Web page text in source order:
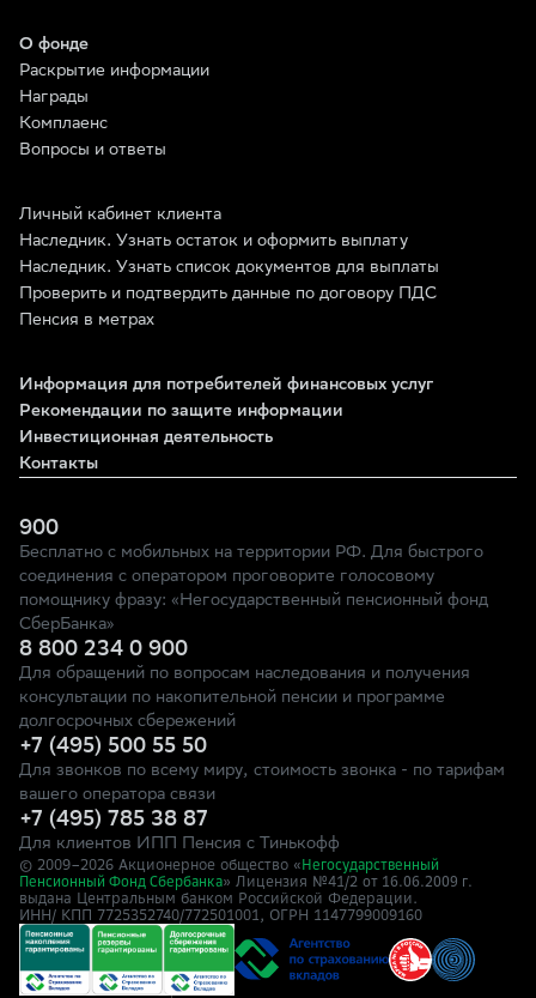
О фонде
Раскрытие информации
Награды
Комплаенс
Вопросы и ответы
Личный кабинет клиента
Наследник. Узнать остаток и оформить выплату
Наследник. Узнать список документов для выплаты
Проверить и подтвердить данные по договору ПДС
Пенсия в метрах
Информация для потребителей финансовых услуг
Рекомендации по защите информации
Инвестиционная деятельность
Контакты
900
Бесплатно с мобильных на территории РФ. Для быстрого
соединения с оператором проговорите голосовому
помощнику фразу: «Негосударственный пенсионный фонд
СберБанка»
8 800 234 0 900
Для обращений по вопросам наследования и получения
консультации по накопительной пенсии и программе
долгосрочных сбережений
+7 (495) 500 55 50
Для звонков по всему миру, стоимость звонка - по тарифам
вашего оператора связи
+7 (495) 785 38 87
Для клиентов ИПП Пенсия с Тинькофф
© 2009–2026 Акционерное общество « Негосударственный
Пенсионный Фонд Сбербанка» Лицензия №41/2 от 16.06.2009 г.
выдана Центральным банком Российской Федерации.
ИНН/ КПП 7725352740/772501001, ОГРН 1147799009160